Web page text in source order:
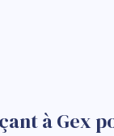
à Gex